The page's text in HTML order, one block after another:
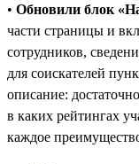
• Обновили блок
части страницы и
сотрудников,
для соискателей
описание:
в каких рейтингах
каждое